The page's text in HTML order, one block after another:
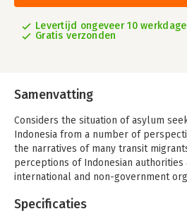
Levertijd ongeveer 10
Gratis verzonden
Samenvatting
Considers the situation of asylum
Indonesia from a number of
the narratives of many transit
perceptions of Indonesian
international and non-government
Specificaties